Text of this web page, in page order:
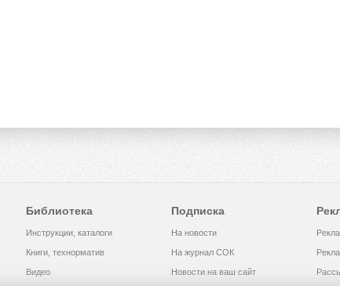
Библиотека
Инструкции, каталоги
Книги, технорматив
Видео
Подписка
На новости
На журнал СОК
Новости на ваш сайт